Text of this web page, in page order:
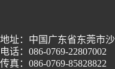
地址：中国广东省东莞市
电话：086-0769-22807002
传真：086-0769-85828822